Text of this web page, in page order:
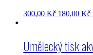
300,00Kč 180,00 Kč
Umělecký tisk